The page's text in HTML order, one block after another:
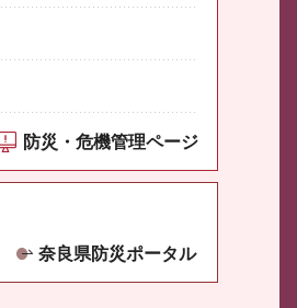
防災・危機管理ページ
奈良県防災ポータル